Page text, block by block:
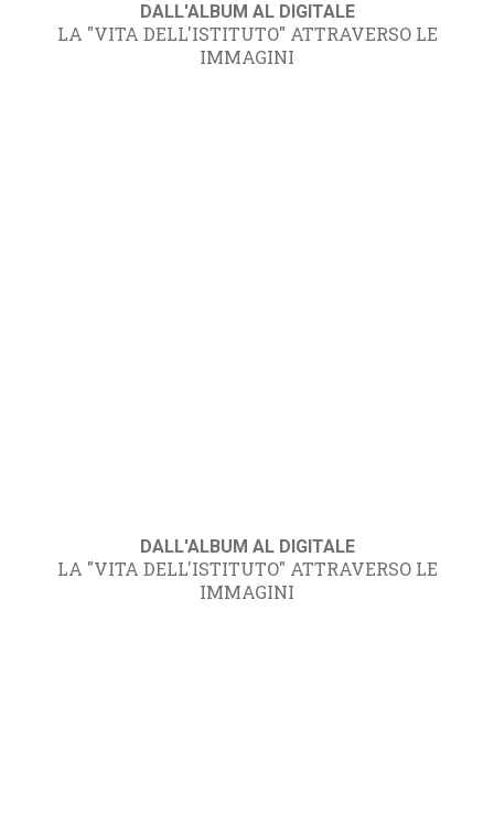
DALL'ALBUM AL DIGITALE
LA "VITA DELL'ISTITUTO" ATTRAVERSO LE
IMMAGINI
DALL'ALBUM AL DIGITALE
LA "VITA DELL'ISTITUTO" ATTRAVERSO LE
IMMAGINI